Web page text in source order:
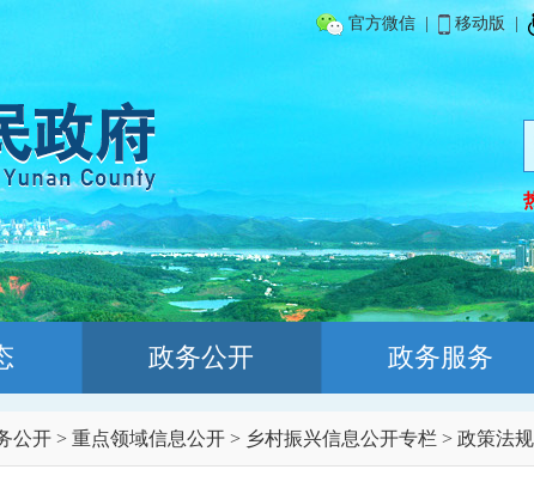
官方微信 移动版
政务公开 政务服务
公开 > 重点领域信息公开 > 乡村振兴信息公开专栏 > 政策法规